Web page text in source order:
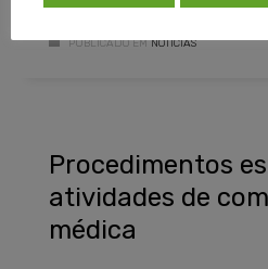
PUBLICADO EM NOTÍCIAS
Procedimentos
atividades de
médica